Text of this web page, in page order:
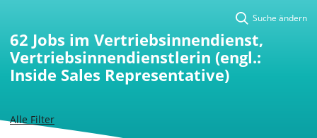
Alle Filter
Suche ändern
62 Jobs im Vertriebsinnendienst,
Vertriebsinnendienstlerin (engl.:
Inside Sales Representative)